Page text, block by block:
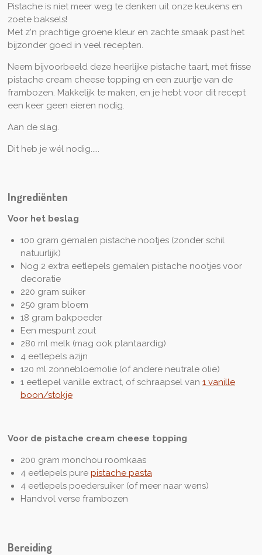
c
e
Pistache is niet meer weg te denken uit onze keukens en
zoete baksels!
Met z'n prachtige groene kleur en zachte smaak past het
bijzonder goed in veel recepten.
Neem bijvoorbeeld deze heerlijke pistache taart, met frisse
pistache cream cheese topping en een zuurtje van de
frambozen. Makkelijk te maken, en je hebt voor dit recept
een keer geen eieren nodig.
Aan de slag.
Dit heb je wél nodig.....
Ingrediënten
Voor het beslag
100 gram gemalen pistache nootjes (zonder schil
natuurlijk)
Nog 2 extra eetlepels gemalen pistache nootjes voor
decoratie
220 gram suiker
250 gram bloem
18 gram bakpoeder
Een mespunt zout
280 ml melk (mag ook plantaardig)
4 eetlepels azijn
120 ml zonnebloemolie (of andere neutrale olie)
1 eetlepel vanille extract, of schraapsel van 1 vanille
boon/stokje
Voor de pistache cream cheese topping
200 gram monchou roomkaas
4 eetlepels pure pistache pasta
4 eetlepels poedersuiker (of meer naar wens)
Handvol verse frambozen
Bereiding